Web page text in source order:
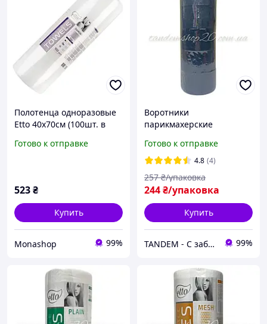
Полотенца одноразовые
Etto 40х70см (100шт. в
Готово к отправке
523₴
Купить
Monashop 99%
Воротники
парикмахерские
ETTO, черные, 5*100 шт
Готово к отправке
4.8 (4)
244₴/упаковка
257 ₴/упаковка
Купить
TANDEM - С заботой о Вас и ваших клиентах 99%